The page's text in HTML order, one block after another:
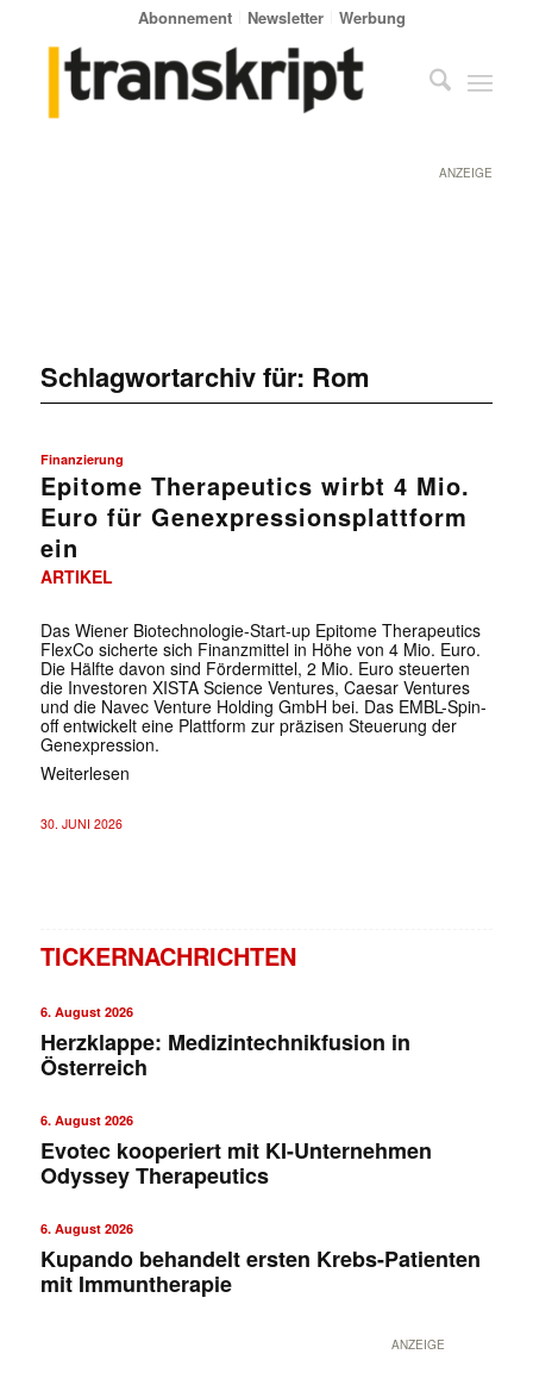
Abonnement Newsletter Werbung
ANZEIGE
Schlagwortarchiv für: Rom
Finanzierung
Epitome Therapeutics wirbt 4 Mio.
Euro für Genexpressionsplattform
ein
ARTIKEL
Das Wiener Biotechnologie-Start-up Epitome Therapeutics
FlexCo sicherte sich Finanzmittel in Höhe von 4 Mio. Euro.
Die Hälfte davon sind Fördermittel, 2 Mio. Euro steuerten
die Investoren XISTA Science Ventures, Caesar Ventures
und die Navec Venture Holding GmbH bei. Das EMBL-Spin-
off entwickelt eine Plattform zur präzisen Steuerung der
Genexpression.
Weiterlesen
30. JUNI 2026
TICKERNACHRICHTEN
6. August 2026
Herzklappe: Medizintechnikfusion in
Österreich
6. August 2026
Evotec kooperiert mit KI-Unternehmen
Odyssey Therapeutics
6. August 2026
Kupando behandelt ersten Krebs-Patienten
mit Immuntherapie
ANZEIGE